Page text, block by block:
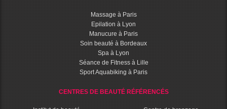
Massage à Paris
Epilation à Lyon
Manucure à Paris
Soin beauté à Bordeaux
Spa à Lyon
Séance de Fitness à Lille
Sport Aquabiking à Paris
CENTRES DE BEAUTÉ RÉFÉRENCÉS